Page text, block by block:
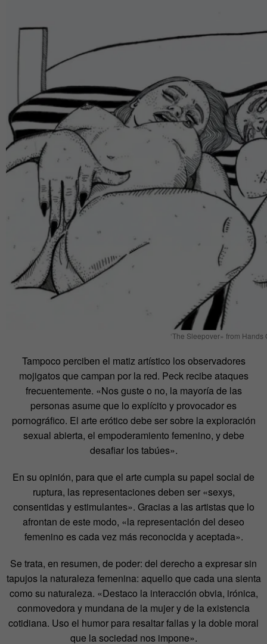
‘The Sleepover» from Hands
Tampoco perciben el matiz artístico los observadores
mojigatos que campan por la red. Peck recibe ataques
frecuentemente. «Nos guste o no, la mayoría de las
personas asume que lo explícito y provocador es
pornográfico. El arte erótico debe ser sobre la exploración
sexual abierta, el empoderamiento femenino, y debe
desafiar los tabúes».
En su opinión, para que el arte cumpla su papel social de
ruptura, las representaciones deben ser «sexys,
consentidas y estimulantes». Gracias a las artistas que lo
afrontan de este modo, «la representación del deseo
femenino es cada vez más reconocida y aceptada».
Se trata, en resumen, de poder: del derecho a expresar sin
tapujos la naturaleza femenina: aquello que cada una sienta
como su naturaleza. «Destaco la interacción obvia, irónica,
conmovedora y mundana de la mujer y de la existencia
cotidiana. Uso el humor para resaltar fallas y la doble moral
que la sociedad nos impone».